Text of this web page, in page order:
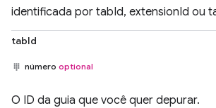
identificada por tabId, extensionId ou
tabId
número optional
O ID da guia que você quer depurar.